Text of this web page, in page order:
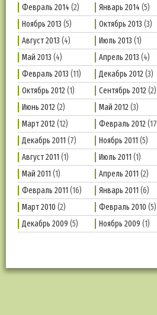
Февраль 2014 (2) Январь 2014 (5)
Ноябрь 2013 (5) Октябрь 2013 (3)
Август 2013 (4) Июль 2013 (1)
Май 2013 (4) Апрель 2013 (4)
Февраль 2013 (11) Декабрь 2012(3)
Октябрь 2012(1) Сентябрь 2012(2)
Июнь 2012(2) Май 2012(3)
Март 2012(12) Февраль 2012
Декабрь 2011 (7) Ноябрь 2011 (5)
Август 2011 (1) Июль 2011 (1)
Май 2011 (1) Апрель 2011 (2)
Февраль 2011 (16) Январь 2011 (6)
Март 2010 (2) Февраль 2010 (5)
Декабрь 2009 (5) Ноябрь 2009 (1)